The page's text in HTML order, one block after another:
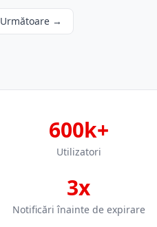
Următoare →
600k+
Utilizatori
3x
Notificări înainte de expirare